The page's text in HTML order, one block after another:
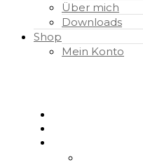
Über mich
Downloads
Shop
Mein Konto